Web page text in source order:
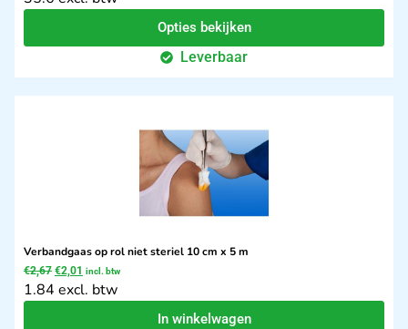
Opties bekijken
Leverbaar
Verbandgaas op rol niet steriel 10 cm x 5 m
€2,67 €2,01 incl. btw
1.84 excl. btw
In winkelwagen